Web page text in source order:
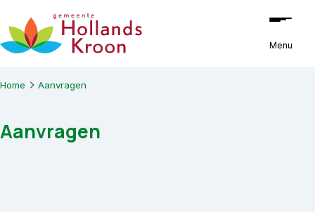
Ga naar de inhoud
Menu
Home Aanvragen
Aanvragen